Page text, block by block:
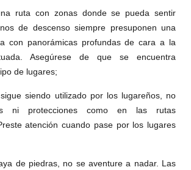
ruta con zonas donde se pueda sentir
de descenso siempre presuponen una
con panorámicas profundas de cara a la
Asegúrese de que se encuentra
de lugares;
siendo utilizado por los lugareños, no
ni protecciones como en las rutas
atención cuando pase por los lugares
de piedras, no se aventure a nadar. Las